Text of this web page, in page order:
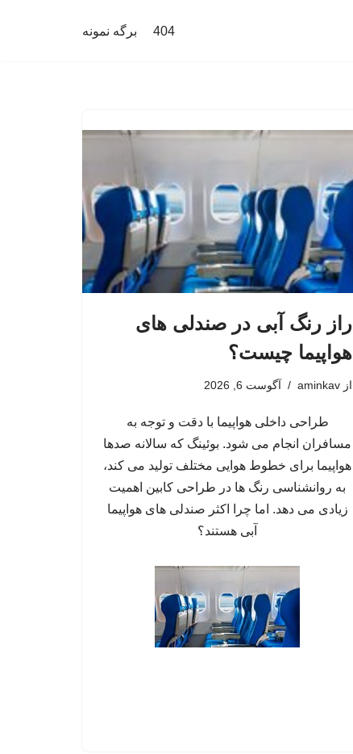
404 برگه نمونه
راز رنگ آبی در صندلی های
هواپیما چیست؟
از aminkav آگوست 6, 2026
طراحی داخلی هواپیما با دقت و توجه به
مسافران انجام می شود. بوئینگ که سالانه صدها
هواپیما برای خطوط هوایی مختلف تولید می کند،
به روانشناسی رنگ ها در طراحی کابین اهمیت
زیادی می دهد. اما چرا اکثر صندلی های هواپیما
آبی هستند؟